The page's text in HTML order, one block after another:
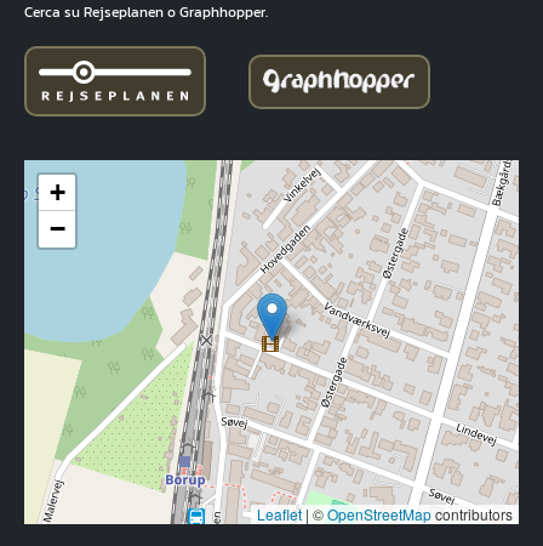
Cerca su Rejseplanen o Graphhopper.
+
−
Leaflet | ©OpenStreetMapcontributors